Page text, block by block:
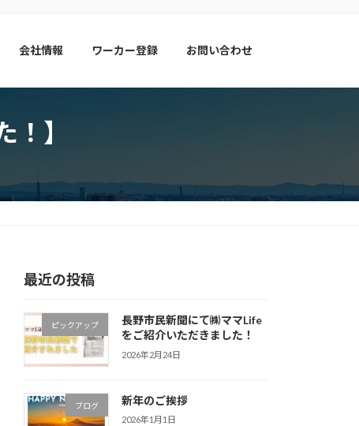
会社情報 ワーカー登録 お問い合わせ
】
最近の投稿
ピックアップ
長野市民新聞にて㈱ママLife
をご紹介いただきました！
2026年2月24日
ブログ 新年のご挨拶
2026年1月1日